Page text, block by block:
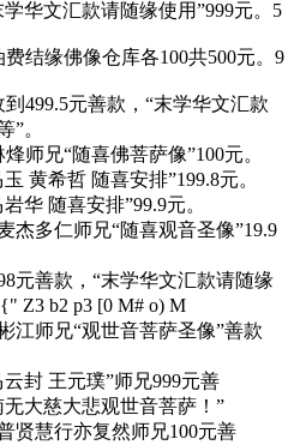
华文汇款请随缘使用”999元。 5
结缘佛像仓库各100共500元。 9
499.5元善款，“末学华文汇款
”。
师兄“随喜佛菩萨像”100元。
黄希哲 随喜安排”199.8元。
华 随喜安排”99.9元。
杰多仁师兄“随喜观音圣像”19.9
元善款，“末学华文汇款请随缘
Z3 b2 p3 [0 M# o) M
江师兄“观世音菩萨圣像”善款
封 王元璞”师兄999元善
大慈大悲观世音菩萨！”
贤慧行亦复然师兄100元善